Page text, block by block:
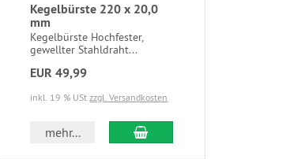
Kegelbürste 220 x 20,0
mm
Kegelbürste Hochfester,
gewellter Stahldraht...
EUR 49,99
inkl. 19 % UStzzgl. Versandkosten
mehr...